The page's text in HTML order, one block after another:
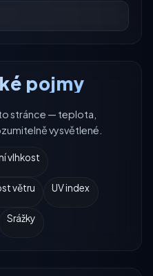
pojmy
stránce — teplota,
vysvětlené.
vlhkost
větru UV index
Srážky